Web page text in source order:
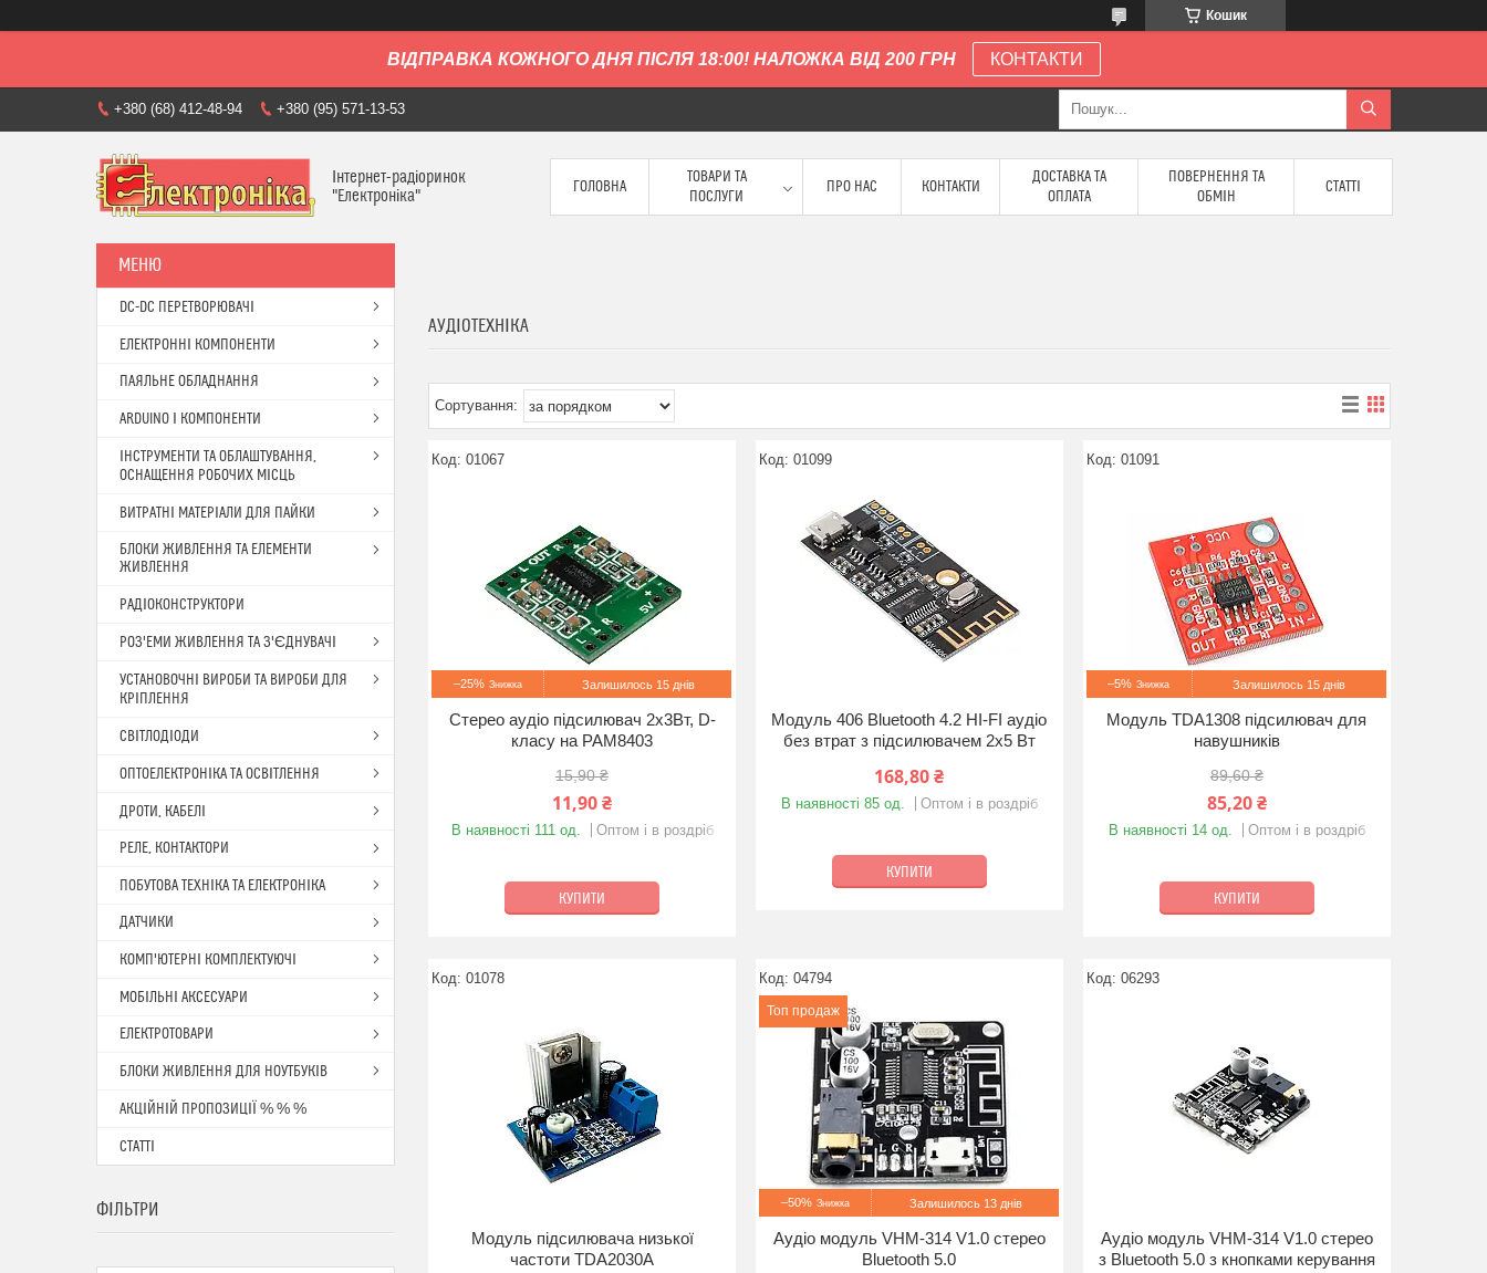
Кошик
ВІДПРАВКА КОЖНОГО ДНЯ ПІСЛЯ 18:00! НАЛОЖКА ВІД 200 ГРН КОНТАКТИ
+380 (68) 412-48-94 +380 (95) 571-13-53
Інтернет-радіоринок
"Електроніка"
ГОЛОВНА
ТОВАРИ ТА
ПОСЛУГИ
ПРО НАС КОНТАКТИ
ДОСТАВКА ТА
ОПЛАТА
ПОВЕРНЕННЯ ТА
ОБМІН
СТАТТІ
АУДІОТЕХНІКА
01067
–25% Залишилось 15 днів
Стерео аудіо підсилювач 2х3Вт, D-
класу на PAM8403
15,90 ₴
11,90 ₴
В наявності 111 од. Оптом і в роздріб
КУПИТИ
01099
Модуль 406 Bluetooth 4.2 HI-FI аудіо
без втрат з підсилювачем 2х5 Вт
168,80 ₴
В наявності 85 од. Оптом і в роздріб
КУПИТИ
01091
–5% Залишилось 15 днів
Модуль TDA1308 підсилювач для
навушників
89,60 ₴
85,20 ₴
В наявності 14 од. Оптом і в роздріб
КУПИТИ
01078
Модуль підсилювача низької
частоти TDA2030A
04794
Топ продаж
–50% Залишилось 13 днів
Аудіо модуль VHM-314 V1.0 стерео
Bluetooth 5.0
06293
Аудіо модуль VHM-314 V1.0 стерео
з Bluetooth 5.0 з кнопками керування
DC-DC ПЕРЕТВОРЮВАЧІ
ЕЛЕКТРОННІ КОМПОНЕНТИ
ПАЯЛЬНЕ ОБЛАДНАННЯ
ARDUINO І КОМПОНЕНТИ
ІНСТРУМЕНТИ ТА ОБЛАШТУВАННЯ,
ОСНАЩЕННЯ РОБОЧИХ МІСЦЬ
ВИТРАТНІ МАТЕРІАЛИ ДЛЯ ПАЙКИ
БЛОКИ ЖИВЛЕННЯ ТА ЕЛЕМЕНТИ
ЖИВЛЕННЯ
РАДІОКОНСТРУКТОРИ
РОЗ'ЕМИ ЖИВЛЕННЯ ТА З'ЄДНУВАЧІ
УСТАНОВОЧНІ ВИРОБИ ТА ВИРОБИ ДЛЯ
КРІПЛЕННЯ
СВІТЛОДІОДИ
ОПТОЕЛЕКТРОНІКА ТА ОСВІТЛЕННЯ
ДРОТИ, КАБЕЛІ
РЕЛЕ, КОНТАКТОРИ
ПОБУТОВА ТЕХНІКА ТА ЕЛЕКТРОНІКА
ДАТЧИКИ
КОМП'ЮТЕРНІ КОМПЛЕКТУЮЧІ
МОБІЛЬНІ АКСЕСУАРИ
ЕЛЕКТРОТОВАРИ
БЛОКИ ЖИВЛЕННЯ ДЛЯ НОУТБУКІВ
АКЦІЙНІЙ ПРОПОЗИЦІЇ % % %
СТАТТІ
ФІЛЬТРИ